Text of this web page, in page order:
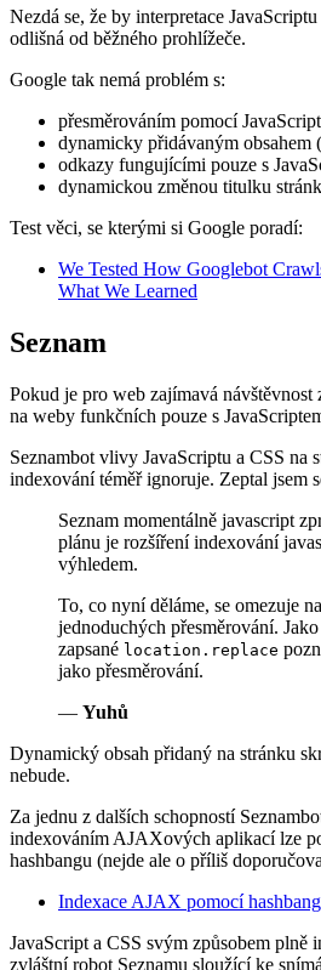
Nezdá se, že by interpretace
odlišná od běžného prohlížeče.
Google tak nemá problém s:
přesměrováním pomocí
dynamicky přidávaným obsahem
odkazy fungujícími pouze s
dynamickou změnou titulku
Test věci, se kterými si Google poradí:
We Tested How Googlebot
What We Learned
Seznam
Pokud je pro web zajímavá návštěvnost
na weby funkčních pouze s
Seznambot vlivy JavaScriptu a CSS na
indexování téměř ignoruje. Zeptal jsem
Seznam momentálně javascript
plánu je rozšíření indexování
výhledem.
To, co nyní děláme, se omezuje
jednoduchých přesměrování.
zapsané location.replace
jako přesměrování.
— Yuhů
Dynamický obsah přidaný na stránku
nebude.
Za jednu z dalších schopností
indexováním AJAXových aplikací lze
hashbangu (nejde ale o příliš
Indexace AJAX pomocí hashbang
JavaScript a CSS svým způsobem plně
zvláštní robot Seznamu sloužící ke